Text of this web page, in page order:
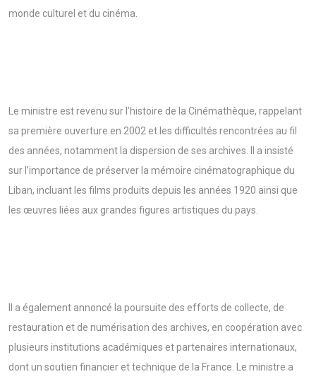
monde culturel et du cinéma.
Le ministre est revenu sur l’histoire de la Cinémathèque, rappelant
sa première ouverture en 2002 et les difficultés rencontrées au fil
des années, notamment la dispersion de ses archives. Il a insisté
sur l’importance de préserver la mémoire cinématographique du
Liban, incluant les films produits depuis les années 1920 ainsi que
les œuvres liées aux grandes figures artistiques du pays.
Il a également annoncé la poursuite des efforts de collecte, de
restauration et de numérisation des archives, en coopération avec
plusieurs institutions académiques et partenaires internationaux,
dont un soutien financier et technique de la France. Le ministre a